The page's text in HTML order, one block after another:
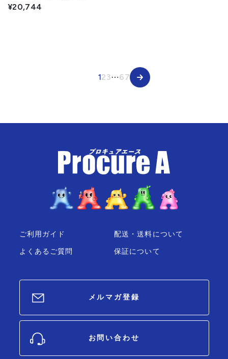
1644-52 1個 ▼577-1024
¥20,744
123⋯67
ご利用ガイド
よくあるご質問
配送・送料について
保証について
メルマガ登録
お問い合わせ